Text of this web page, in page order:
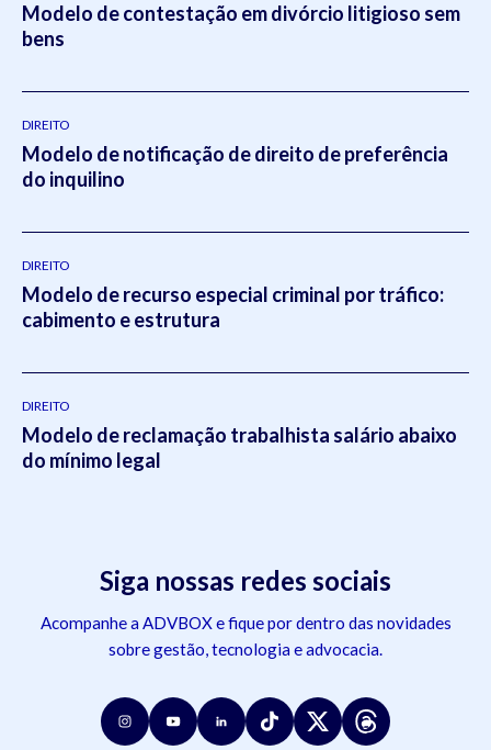
Modelo de contestação em divórcio litigioso sem
bens
DIREITO
Modelo de notificação de direito de preferência
do inquilino
DIREITO
Modelo de recurso especial criminal por tráfico:
cabimento e estrutura
DIREITO
Modelo de reclamação trabalhista salário abaixo
do mínimo legal
Siga nossas redes sociais
Acompanhe a ADVBOX e fique por dentro das novidades
sobre gestão, tecnologia e advocacia.